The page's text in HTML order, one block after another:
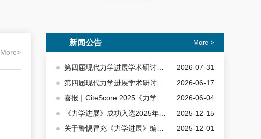
More>
新闻公告 More >
第四届现代力学进展学术研讨会暨《力学进展》第七届编委扩大会成功举办
2026-07-31
第四届现代力学进展学术研讨会暨《力学进展》第七届编委 扩大会会议通知邀请函
2026-06-17
喜报｜CiteScore 2025《力学进展》分值5.9再创新高，位居Mathematical Physics学科全球Top5%
2026-06-04
《力学进展》成功入选2025年度首都科技期刊卓越行动计划
2025-12-15
2025-12-01